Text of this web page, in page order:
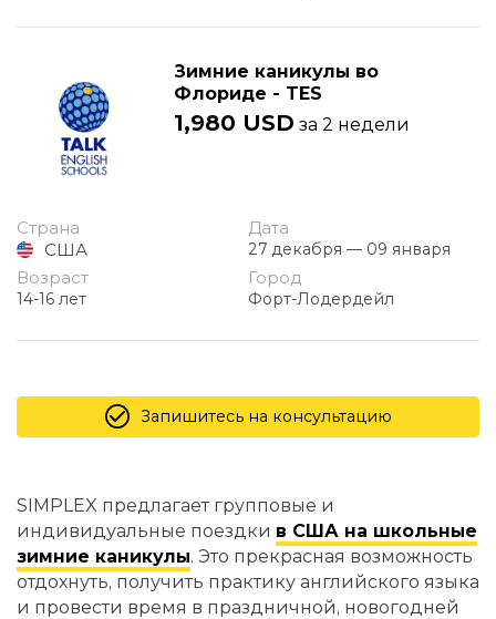
Зимние каникулы во
Флориде - TES
1,980 USD за 2 недели
Страна
США
Дата
27 декабря — 09 января
Возраст
14-16 лет
Город
Форт-Лодердейл
Запишитесь на консультацию
SIMPLEX предлагает групповые и
индивидуальные поездки в США на школьные
зимние каникулы. Это прекрасная возможность
отдохнуть, получить практику английского языка
и провести время в праздничной, новогодней